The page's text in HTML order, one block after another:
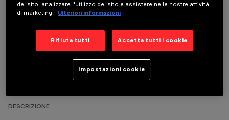
DATI TECNICI
ULTIMO AGGIORNAMENTO: 07/08/2026
DESCRIZIONE
del sito, analizzare l'utilizzo del sito e assistere nelle nostre attività
di marketing.
Ulteriori informazioni
Rifiuta tutti Accetta tutti i cookie
Impostazioni cookie